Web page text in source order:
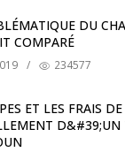
DU
COMPARÉ
/ 234577
ET LES FRAIS
D&#39;UN